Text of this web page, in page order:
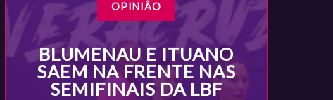
OPINIÃO
BLUMENAU E ITUANO
SAEM NA FRENTE NAS
SEMIFINAIS DA LBF